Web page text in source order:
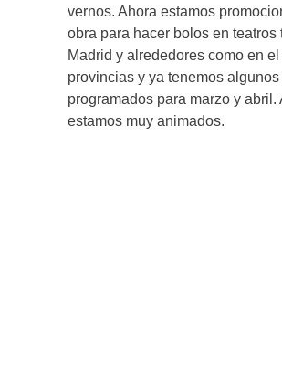
vernos. Ahora estamos
obra para hacer bolos en teatros
Madrid y alrededores como en
provincias y ya tenemos algunos
programados para marzo y abril.
estamos muy animados.